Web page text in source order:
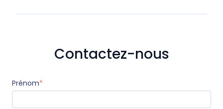
Contactez-nous
Prénom*